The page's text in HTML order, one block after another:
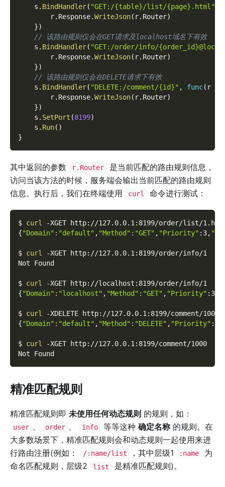
    s
. BindHandler( "GET:/{table}/list/{page}.html"
        r
. Response.WriteJson( r. Router)
})
// 该路由规则仅会在GET请求及localhost域名下有效
    s
. BindHandler( "GET:/order/info/
        r
. Response.WriteJson( r. Router)
})
// 该路由规则仅会在DELETE请求下有效
    s
. BindHandler( "DELETE:/comment/{id}" , func( r
        r
. Response.WriteJson( r. Router)
})
    s
. SetPort (8199)
    s
. Run( )
}
其中返回的参数 r.Router
是当前匹配的路由规则信息，
访问当该方法的时候，服务端会输出当前匹配的路由规则
信息。执行后，我们在终端使用
curl 命令进行测试：
$ curl -XGET http://127.0.0.1:8199/order/list/
{"Domain" : "default" , "Method" : "GET" , "Priority" :3,
$ curl -XGET http://127.0.0.1:8199/order/info/1
Not Found
$ curl -XGET http://localhost:8199/order/info/1
{"Domain" : "localhost" , "Method" : "GET" , "Priority" :3,
$ curl -XDELETE http://127.0.0.1:8199/comment/1000
{"Domain" : "default" , "Method" : "DELETE" , "Priority" :2,
$ curl -XGET http://127.0.0.1:8199/comment/1000
Not Found
精准匹配规则
精准匹配规则即 未使用任何动态规则 的规则，如：
user 、 order 、 info 等等这种 确定名称的规则。在
大多数场景下，精准匹配规则会和动态规则一起使用来进
行路由注册(例如：
/:name/list ，其中层级1 :name
为
命名匹配规则，层级2
list 是精准匹配规则)。